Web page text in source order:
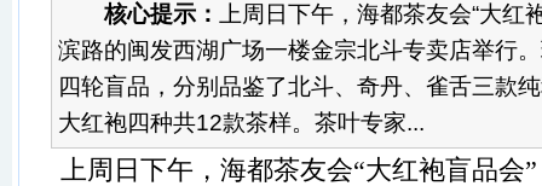
核心提示：
上周日下午，海都茶友会“大红
滨路的闽发西湖广场一楼金宗北斗专卖店举行
四轮盲品，分别品鉴了北斗、奇丹、雀舌三款
大红袍四种共12款茶样。茶叶专家...
上周日下午，海都茶友会“大红袍盲品会